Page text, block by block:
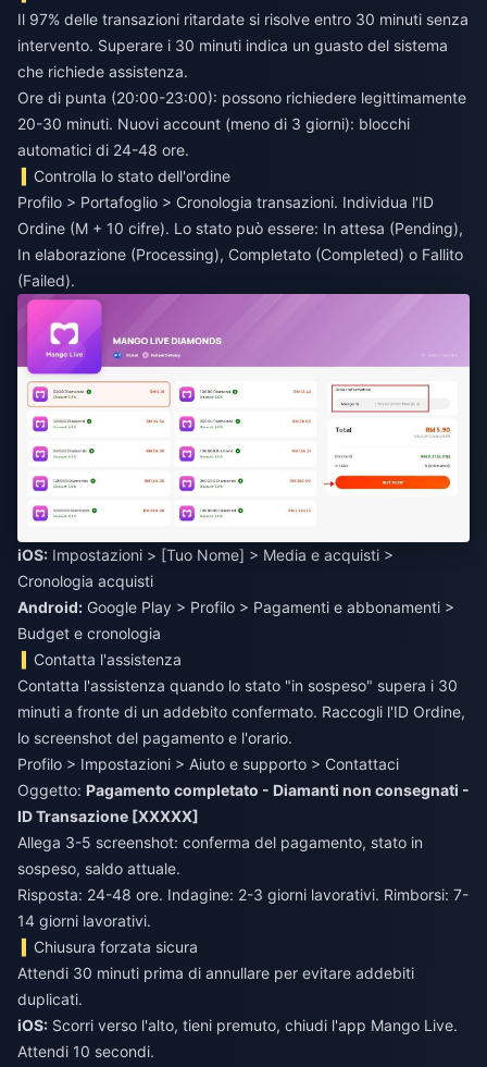
Il 97% delle transazioni ritardate si risolve entro 30 minuti senza
intervento. Superare i 30 minuti indica un guasto del sistema
che richiede assistenza.
Ore di punta (20:00-23:00): possono richiedere legittimamente
20-30 minuti. Nuovi account (meno di 3 giorni): blocchi
automatici di 24-48 ore.
Controlla lo stato dell'ordine
Profilo > Portafoglio > Cronologia transazioni. Individua l'ID
Ordine (M + 10 cifre). Lo stato può essere: In attesa (Pending),
In elaborazione (Processing), Completato (Completed) o Fallito
(Failed).
iOS: Impostazioni > [Tuo Nome] > Media e acquisti >
Android: Google Play > Profilo > Pagamenti e abbonamenti >
Budget e cronologia
Contatta l'assistenza
Contatta l'assistenza quando lo stato "in sospeso" supera i 30
minuti a fronte di un addebito confermato. Raccogli l'ID Ordine,
lo screenshot del pagamento e l'orario.
Profilo > Impostazioni > Aiuto e supporto > Contattaci
Oggetto: Pagamento completato - Diamanti non consegnati -
ID Transazione [XXXXX]
Allega 3-5 screenshot: conferma del pagamento, stato in
sospeso, saldo attuale.
Risposta: 24-48 ore. Indagine: 2-3 giorni lavorativi. Rimborsi: 7-
14 giorni lavorativi.
Chiusura forzata sicura
Attendi 30 minuti prima di annullare per evitare addebiti
duplicati.
iOS: Scorri verso l'alto, tieni premuto, chiudi l'app Mango Live.